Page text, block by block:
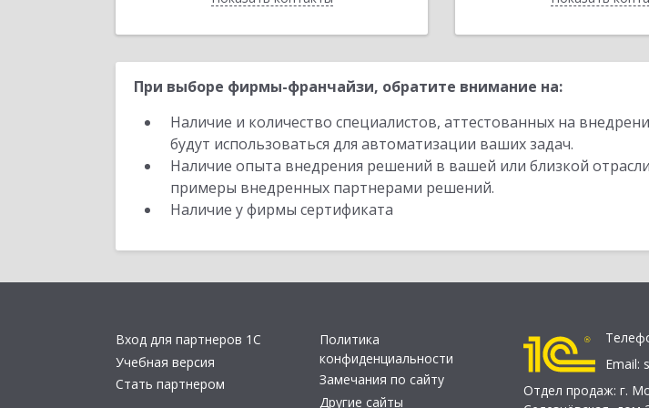
При выборе фирмы-франчайзи, обратите внимание на:
Наличие и количество специалистов, аттестованных на
будут использоваться для автоматизации ваших задач.
Наличие опыта внедрения решений в вашей или близкой
примеры внедренных партнерами решений.
Наличие у фирмы сертификата
Вход для партнеров 1С
Учебная версия
Стать партнером
Политика
конфиденциальности
Замечания по сайту
Другие сайты
Email:
Отдел продаж: г.